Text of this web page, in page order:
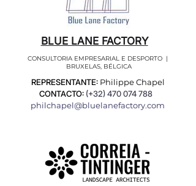
BLUE LANE FACTORY
CONSULTORIA EMPRESARIAL E DESPORTO |
BRUXELAS, BÉLGICA
REPRESENTANTE: Philippe Chapel
CONTACTO: (+32)470 074 788
philchapel@bluelanefactory.com